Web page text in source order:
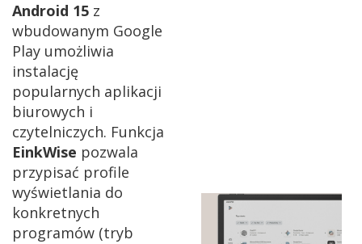
Android 15 z
wbudowanym Google
Play umożliwia
instalację
popularnych aplikacji
biurowych i
czytelniczych. Funkcja
EinkWise pozwala
przypisać profile
wyświetlania do
konkretnych
programów (tryb